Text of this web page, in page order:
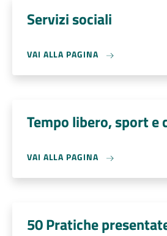
Servizi sociali
VAI ALLA PAGINA
Tempo libero, sport e
VAI ALLA PAGINA
50 Pratiche